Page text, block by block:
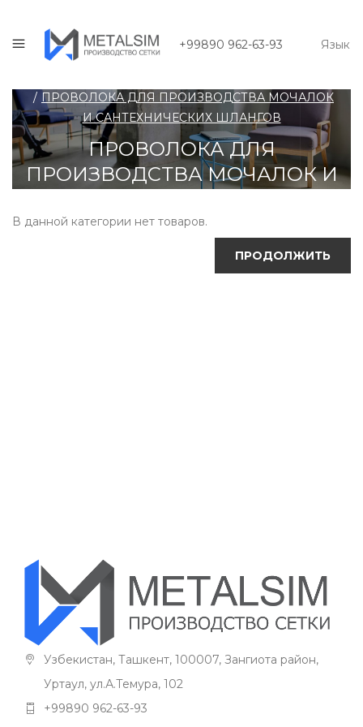
+99890 962-63-93 Язык
ПРОВОЛОКА ДЛЯ ПРОИЗВОДСТВА МОЧАЛОК
И САНТЕХНИЧЕСКИХ ШЛАНГОВ
ПРОВОЛОКА ДЛЯ
ПРОИЗВОДСТВА МОЧАЛОК И
В данной категории нет товаров.
ПРОДОЛЖИТЬ
Узбекистан, Ташкент, 100007, Зангиота район,
Уртаул, ул.А.Темура, 102
+99890 962-63-93